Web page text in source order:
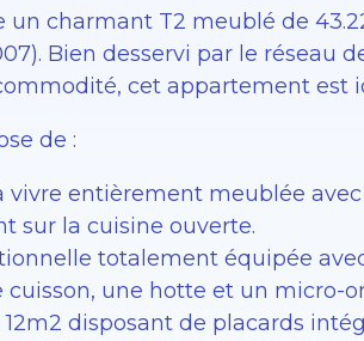
un charmant T2 meublé de
Bien desservi par le réseau
cet appartement est
de :
vivre entièrement meublée
sur la cuisine ouverte.
totalement équipée
cuisson, une hotte et un micro-
disposant de placards